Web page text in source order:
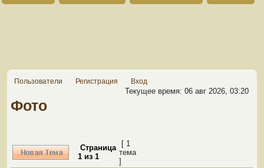
Пользователи Регистрация Вход
Текущее время: 06 авг 2026, 03:20
Фото
Страница
1 из 1
[ 1
тема
]